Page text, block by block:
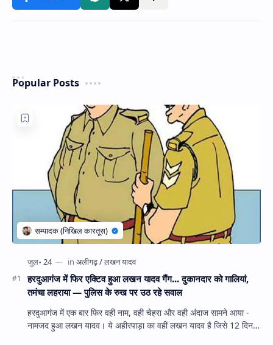
Popular Posts
हरदुआगंज में फिर एक्टिव हुआ लखन यादव गैंग... दुकानदार को गालियां,
तमंचा लहराया — पुलिस के रुख पर उठ रहे सवाल
हरदुआगंज में एक बार फिर वही नाम, वही चेहरा और वही अंदाज सामने आया -
नामजद हुआ लखन यादव। ये अहीरपाड़ा का वहीं लखन यादव है जिसे 12 दिन